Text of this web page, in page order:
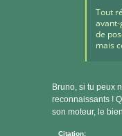
Tout
avant-
de
mais
Bruno, si tu peux
reconnaissants !
son moteur, le
Citation: